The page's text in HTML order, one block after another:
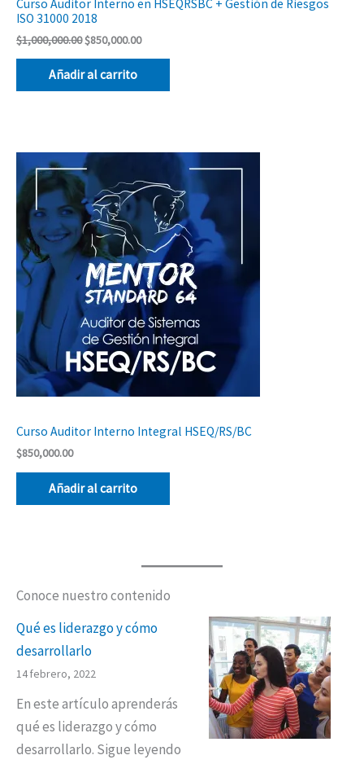
Curso Auditor Interno en HSEQRSBC + Gestión de Riesgos
ISO 31000 2018
$1,000,000.00$850,000.00
Añadir al carrito
Curso Auditor Interno Integral HSEQ/RS/BC
$850,000.00
Añadir al carrito
Conoce nuestro contenido
Qué es liderazgo y cómo
desarrollarlo
14 febrero, 2022
En este artículo aprenderás
qué es liderazgo y cómo
desarrollarlo. Sigue leyendo